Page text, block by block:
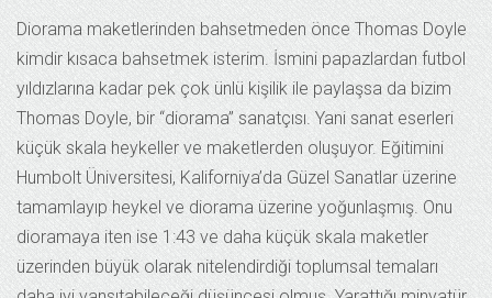
Diorama maketlerinden bahsetmeden önce Thomas Doyle
kimdir kısaca bahsetmek isterim. İsmini papazlardan futbol
yıldızlarına kadar pek çok ünlü kişilik ile paylaşsa da bizim
Thomas Doyle, bir “diorama” sanatçısı. Yani sanat eserleri
küçük skala heykeller ve maketlerden oluşuyor. Eğitimini
Humbolt Üniversitesi, Kaliforniya’da Güzel Sanatlar üzerine
tamamlayıp heykel ve diorama üzerine yoğunlaşmış. Onu
dioramaya iten ise 1:43 ve daha küçük skala maketler
üzerinden büyük olarak nitelendirdiği toplumsal temaları